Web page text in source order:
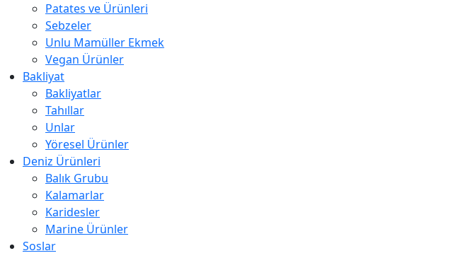
Patates ve Ürünleri
Sebzeler
Unlu Mamüller Ekmek
Vegan Ürünler
Bakliyat
Bakliyatlar
Tahıllar
Unlar
Yöresel Ürünler
Deniz Ürünleri
Balık Grubu
Kalamarlar
Karidesler
Marine Ürünler
Soslar